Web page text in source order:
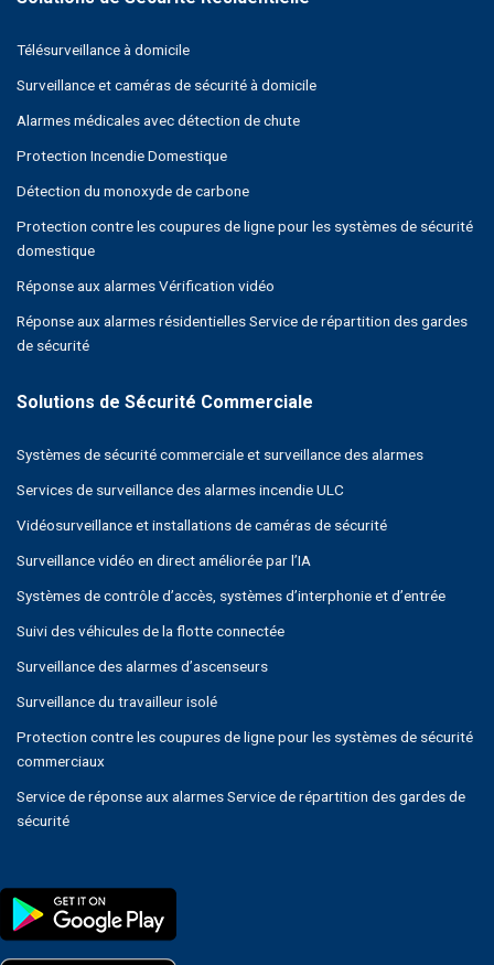
Télésurveillance à domicile
Surveillance et caméras de sécurité à domicile
Alarmes médicales avec détection de chute
Protection Incendie Domestique
Détection du monoxyde de carbone
Protection contre les coupures de ligne pour les systèmes de sécurité
domestique
Réponse aux alarmes Vérification vidéo
Réponse aux alarmes résidentielles Service de répartition des gardes
de sécurité
Systèmes de sécurité commerciale et surveillance des alarmes
Services de surveillance des alarmes incendie ULC
Vidéosurveillance et installations de caméras de sécurité
Surveillance vidéo en direct améliorée par l’IA
Systèmes de contrôle d’accès, systèmes d’interphonie et d’entrée
Suivi des véhicules de la flotte connectée
Surveillance des alarmes d’ascenseurs
Surveillance du travailleur isolé
Protection contre les coupures de ligne pour les systèmes de sécurité
commerciaux
Service de réponse aux alarmes Service de répartition des gardes de
sécurité